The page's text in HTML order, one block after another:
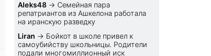
Aleks48 → Семейная пара
репатриантов из Ашкелона работала
на иранскую разведку
Liran → Бойкот в школе привел к
самоубийству школьницы. Родители
подали многомиллионный иск